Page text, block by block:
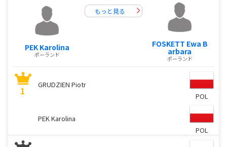
PEK Karolina
ポーランド
もっと見る
FOSKETT Ewa B
arbara
ポーランド
1
GRUDZIEN Piotr
POL
PEK Karolina
POL